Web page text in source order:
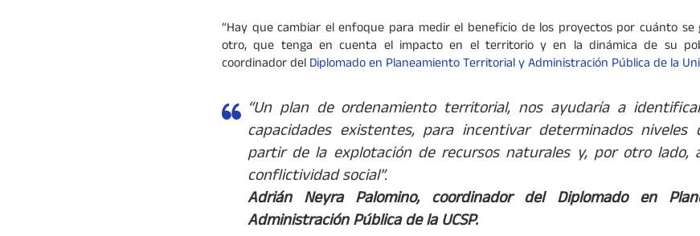
“Hay que cambiar el enfoque para medir el beneficio de los proyectos por cuánto
otro, que tenga en cuenta el impacto en el territorio y en la dinámica de su
coordinador delDiplomado en Planeamiento Territorial y Administración Pública de la
“Un plan de ordenamiento territorial, nos ayudaría a
capacidades existentes, para incentivar determinados
partir de la explotación de recursos naturales y, por otro lado,
conflictividad social”.
Adrián Neyra Palomino, coordinador del Diplomado en
Administración Pública de la UCSP.